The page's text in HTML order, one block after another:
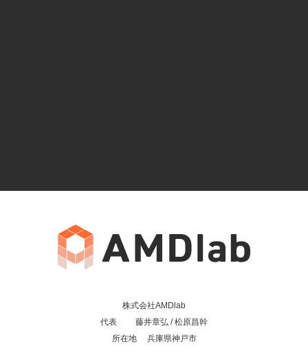
株式会社AMDlab
代表 藤井章弘 / 松原昌幹
所在地 兵庫県神戸市